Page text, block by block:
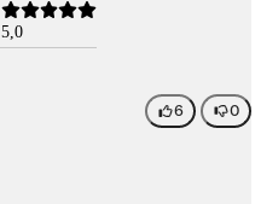
5,0
6 0